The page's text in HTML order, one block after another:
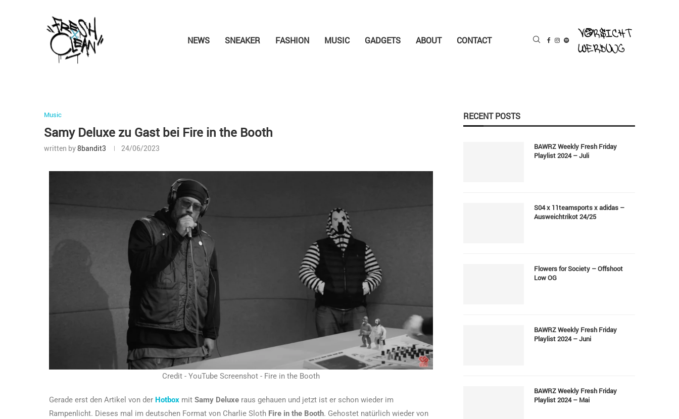
NEWS SNEAKER FASHION MUSIC GADGETS ABOUT CONTACT
Music
Samy Deluxe zu Gast bei Fire in the Booth
written by8bandit3 24/06/2023
Credit - YouTube Screenshot - Fire in the Booth
Gerade erst den Artikel von der Hotbox mit Samy Deluxe raus gehauen und jetzt ist er schon wieder im
Rampenlicht. Dieses mal im deutschen Format von Charlie Sloth Fire in the Booth. Gehostet natürlich wieder von
RECENT POSTS
BAWRZ Weekly Fresh Friday
Playlist 2024 – Juli
S04 x 11teamsports x adidas –
Ausweichtrikot 24/25
Flowers for Society – Offshoot
Low OG
BAWRZ Weekly Fresh Friday
Playlist 2024 – Juni
BAWRZ Weekly Fresh Friday
Playlist 2024 – Mai